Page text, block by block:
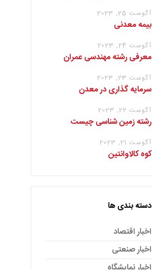
آگوست 25, 2023
بیمه معدنی
آگوست 24, 2023
معرفی رشته مهندسی عمران
آگوست 23, 2023
سرمایه گذاری در معدن
آگوست 22, 2023
رشته زمین شناسی چیست
آگوست 21, 2023
کوه کالاوانتین
دسته بندی ها
اخبار اقتصاد
اخبار صنعتی